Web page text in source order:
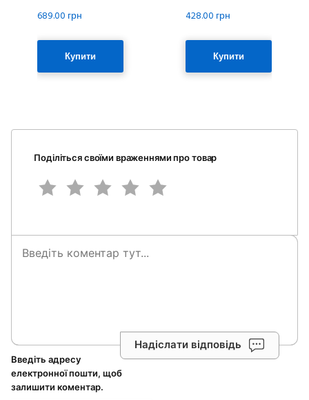
689.00 грн
Купити
428.00 грн
Купити
Поділіться своїми враженнями про товар
Надіслати відповідь
Введіть адресу
електронної пошти, щоб
залишити коментар.